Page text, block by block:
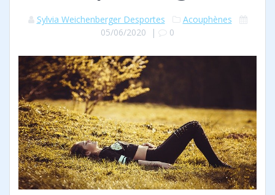
Sylvia Weichenberger Desportes
Acouphènes
05/06/2020 | 0